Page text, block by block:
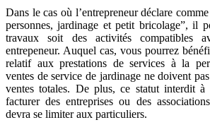
Dans le cas où l’entrepreneur déclare
personnes, jardinage et petit bricolage”, il
travaux soit des activités compatibles
entrepeneur. Auquel cas, vous pourrez
relatif aux prestations de services à la
ventes de service de jardinage ne doivent
ventes totales. De plus, ce statut interdit à
facturer des entreprises ou des
devra se limiter aux particuliers.